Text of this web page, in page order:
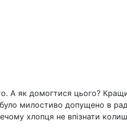
як домогтися цього?
милостиво допущено в
хлопця не впізнати